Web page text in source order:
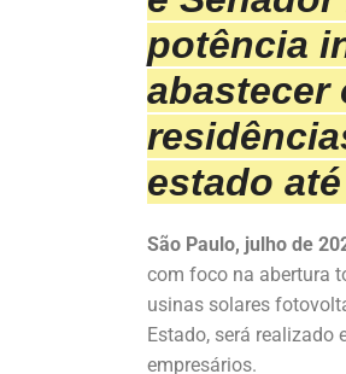
p
p
o
o
k
n
potência
abastecer
estado
São Paulo, julho de
com foco na abertura
usinas solares
Estado, será realizado
empresários.